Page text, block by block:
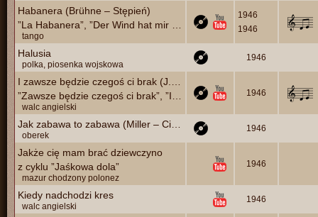
Habanera (Brühne – Stępień)
tango
1946
1946
Halusia
polka, piosenka wojskowa
1946
walc angielski
1946
oberek
1946
Jakże cię mam brać dziewczyno
z cyklu ”Jaśkowa dola”
mazur chodzony polonez
1946
Kiedy nadchodzi kres
walc angielski
1946